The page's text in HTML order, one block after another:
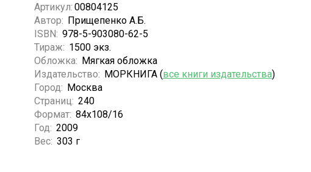
Артикул: 00804125
Автор: Прищепенко А.Б.
ISBN: 978-5-903080-62-5
Тираж: 1500 экз.
Обложка: Мягкая обложка
Издательство: МОРКНИГА (все книги издательства)
Город: Москва
Страниц: 240
Формат: 84x108/16
Год: 2009
Вес: 303 г